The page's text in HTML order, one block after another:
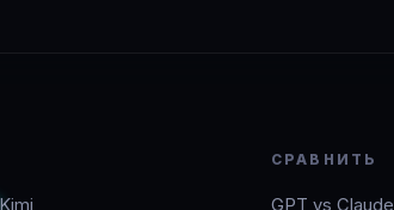
Kimi
СРАВНИТЬ
GPT vs Claude